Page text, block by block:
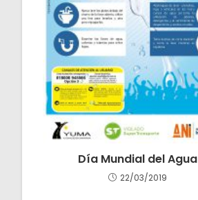
Día Mundial del Agua
22/03/2019